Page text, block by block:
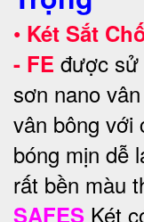
• Két Sắt
- FE được sử
sơn nano
vân bông với
bóng mịn dễ
rất bền màu
SAFES Két